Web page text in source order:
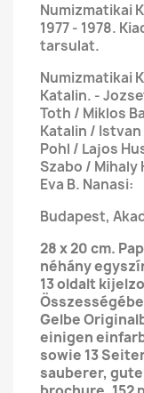
Numizmatikai
1977 - 1978.
tarsulat.
Numizmatikai
Katalin. -
Toth / Miklos
Katalin /
Pohl / Lajos
Szabo / Mihaly
Eva B. Nanasi:
Budapest,
28 x 20 cm.
néhány
13 oldalt
Gelbe
einigen
sowie 13
sauberer,